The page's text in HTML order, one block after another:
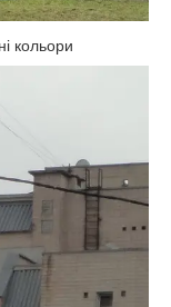
кольори